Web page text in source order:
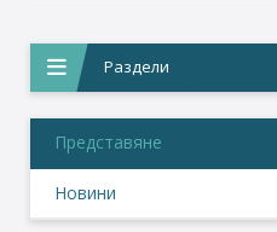
Раздели
Представяне
Новини